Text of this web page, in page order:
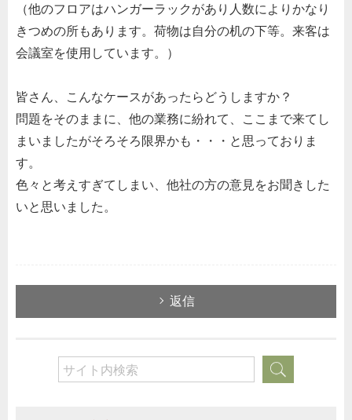
（他のフロアはハンガーラックがあり人数によりかなり
きつめの所もあります。荷物は自分の机の下等。来客は
会議室を使用しています。）
皆さん、こんなケースがあったらどうしますか？
問題をそのままに、他の業務に紛れて、ここまで来てし
まいましたがそろそろ限界かも・・・と思っておりま
す。
色々と考えすぎてしまい、他社の方の意見をお聞きした
いと思いました。
返信